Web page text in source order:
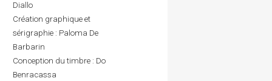
Diallo
Création graphique et
sérigraphie : Paloma De
Barbarin
Conception du timbre : Do
Benracassa